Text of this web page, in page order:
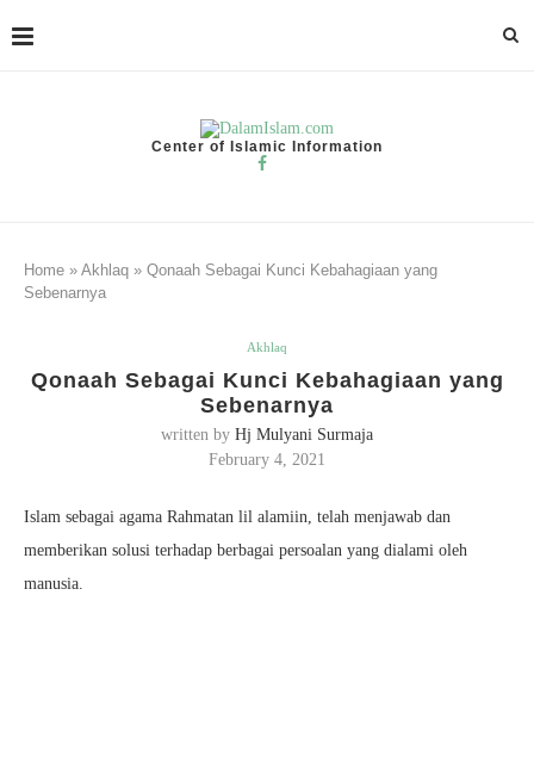
Center of Islamic Information
Home » Akhlaq » Qonaah Sebagai Kunci Kebahagiaan yang
Sebenarnya
Akhlaq
Qonaah Sebagai Kunci Kebahagiaan yang
Sebenarnya
written by Hj Mulyani Surmaja
February 4, 2021
Islam sebagai agama Rahmatan lil alamiin, telah menjawab dan
memberikan solusi terhadap berbagai persoalan yang dialami oleh
manusia.